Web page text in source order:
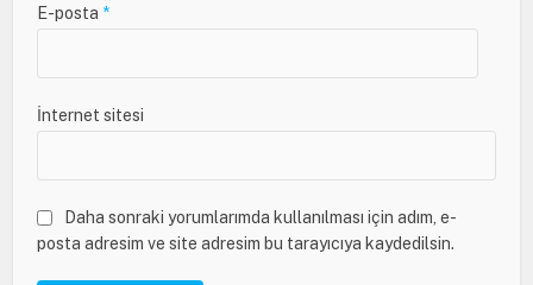
E-posta *
İnternet sitesi
Daha sonraki yorumlarımda kullanılması için adım, e-
posta adresim ve site adresim bu tarayıcıya kaydedilsin.